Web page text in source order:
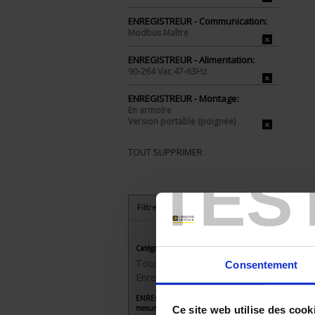
Consentement
Ce site web utilise des
ENREGISTREUR - Communication:
Modbus Maître
ENREGISTREUR - Alimentation:
90-264 Vac 47-63Hz
ENREGISTREUR - Montage:
En armoire
Version portable (poignée)
TOUT SUPPRIMER
Filtrer les produits par critères
Catégorie
Tous les produits
Enregistreurs sans papier
ENREGISTREUR - Nombre de voies de
mesure